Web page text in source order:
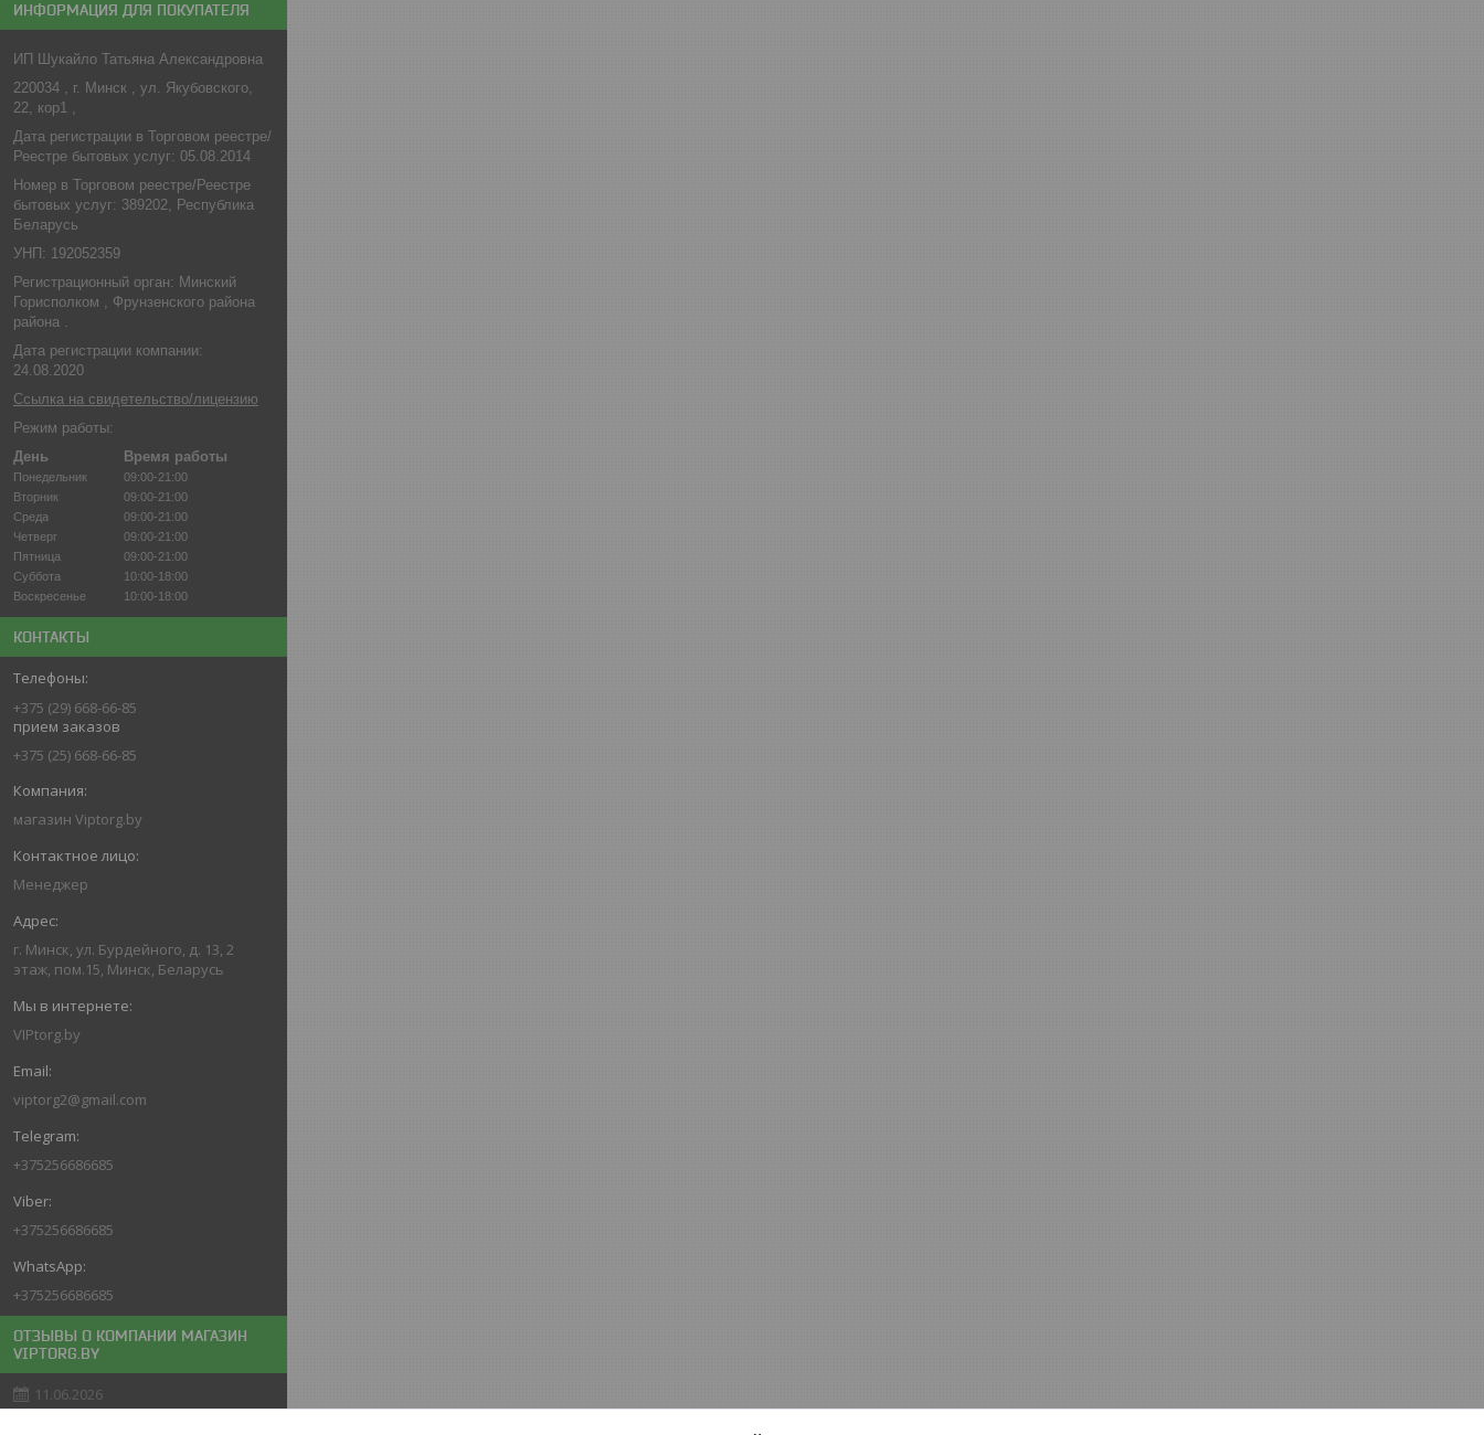
ИНФОРМАЦИЯ ДЛЯ ПОКУПАТЕЛЯ
ИП Шукайло Татьяна Александровна
220034 , г. Минск , ул. Якубовского,
22, кор1 ,
Дата регистрации в Торговом реестре/
Реестре бытовых услуг: 05.08.2014
Номер в Торговом реестре/Реестре
бытовых услуг: 389202, Республика
Беларусь
УНП: 192052359
Регистрационный орган: Минский
Горисполком , Фрунзенского района
района .
Дата регистрации компании:
24.08.2020
Ссылка на свидетельство/лицензию
Режим работы:
День
Время работы
Понедельник
09:00-21:00
Вторник
09:00-21:00
Среда
09:00-21:00
Четверг
09:00-21:00
Пятница
09:00-21:00
Суббота
10:00-18:00
Воскресенье
10:00-18:00
КОНТАКТЫ
+375 (29) 668-66-85
прием заказов
+375 (25) 668-66-85
магазин Viptorg.by
Менеджер
г. Минск, ул. Бурдейного, д. 13, 2
этаж, пом.15, Минск, Беларусь
VIPtorg.by
viptorg2@gmail.com
+375256686685
+375256686685
+375256686685
ОТЗЫВЫ О КОМПАНИИ МАГАЗИН
VIPTORG.BY
11.06.2026